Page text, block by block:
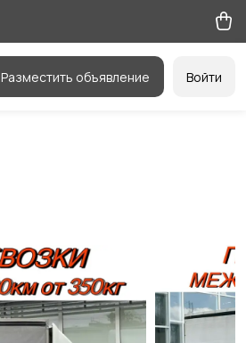
Разместить объявление Войти